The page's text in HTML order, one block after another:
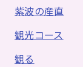
紫波の産直
観光コース
観る